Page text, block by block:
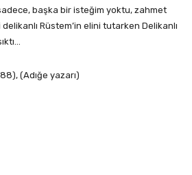
başka bir isteğim yoktu, zahmet
Rüstem’in elini tutarken Delikanlı
(Adığe yazarı)